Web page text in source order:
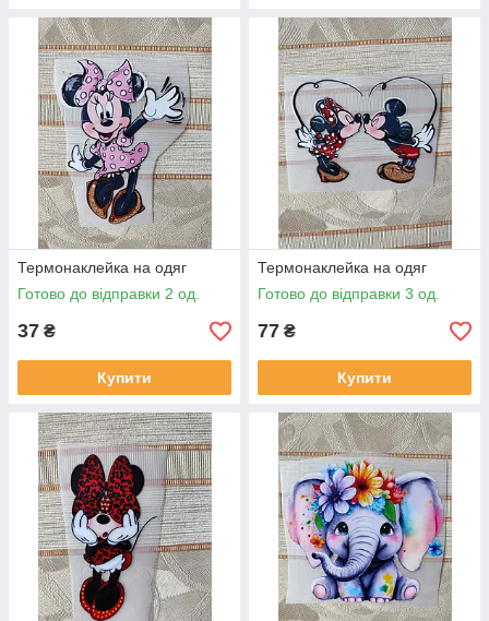
Термонаклейка на одяг
Готово до відправки 2 од.
37 ₴
Купити
Термонаклейка на одяг
Готово до відправки 3 од.
77 ₴
Купити